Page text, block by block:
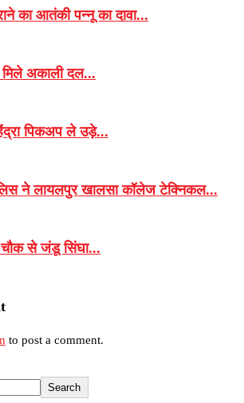
का आतंकी पन्नू का दावा...
मिले अकाली दल...
पिकअप ले उड़े...
ने लायलपुर खालसा कॉलेज टेक्निकल...
से जंडू सिंघा...
to post a comment.
Search